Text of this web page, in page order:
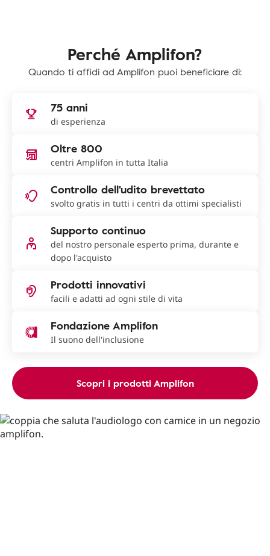
Perché Amplifon?
Quando ti affidi ad Amplifon puoi beneficiare di:
75 anni
di esperienza
Oltre 800
centri Amplifon in tutta Italia
Controllo dell'udito brevettato
svolto gratis in tutti i centri da ottimi specialisti
Supporto continuo
del nostro personale esperto prima, durante e
dopo l'acquisto
Prodotti innovativi
facili e adatti ad ogni stile di vita
Fondazione Amplifon
Il suono dell'inclusione
Scopri i prodotti Amplifon